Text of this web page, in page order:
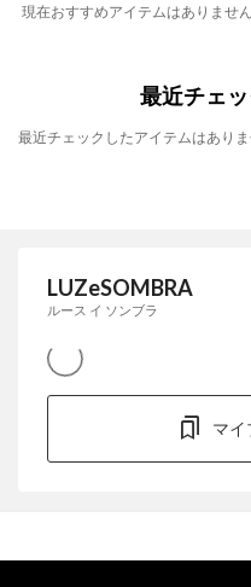
現在おすすめアイテムはありません
最近チェ
最近チェックしたアイテムはありま
LUZeSOMBRA
ルース イ ソンブラ
マイ